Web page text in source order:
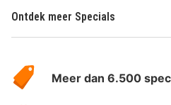
Ontdek meer Specials
HotelSpecials
Meer dan 6.500